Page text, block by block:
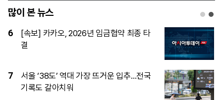
많이 본 뉴스
1
[단독]15사단 ‘투표권 미보장’…초급간부
들이 질책 두려워 ‘자체누락’
2
서장훈 서초동 빌딩 450억 매물로…26년
만에 16배 시세차익 기대